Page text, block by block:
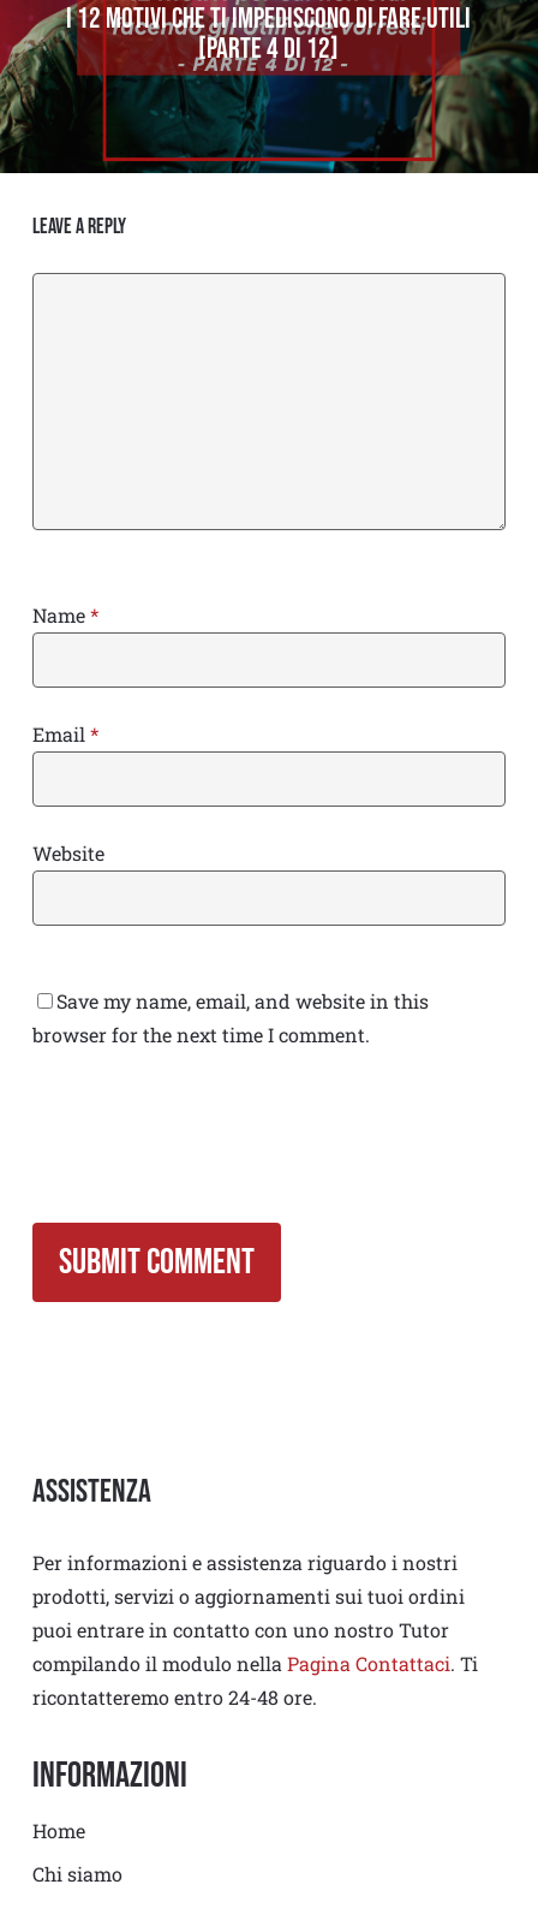
I 12 MOTIVI CHE TI IMPEDISCONO DI FARE UTILI
[PARTE 4 DI 12]
Leave a Reply
Name*
Email *
Website
Save my name, email, and website in this
browser for the next time I comment.
Assistenza
Per informazioni e assistenza riguardo i nostri
prodotti, servizi o aggiornamenti sui tuoi ordini
puoi entrare in contatto con uno nostro Tutor
compilando il modulo nella Pagina Contattaci. Ti
ricontatteremo entro 24-48 ore.
Informazioni
Home
Chi siamo